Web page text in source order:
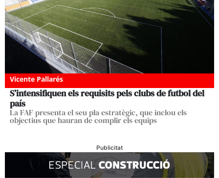
Vicente Pallarés
S’intensifiquen els requisits pels clubs de futbol del
país
La FAF presenta el seu pla estratègic, que inclou els
objectius que hauran de complir els equips
Publicitat